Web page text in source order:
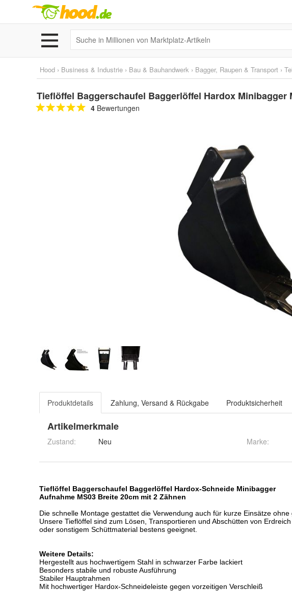
Hood › Business & Industrie › Bau & Bauhandwerk › Bagger, Raupen & Transport ›
Tieflöffel Baggerschaufel Baggerlöffel Hardox Minibagger
4 Bewertungen
Produktdetails Zahlung, Versand & Rückgabe Produktsicherheit
Artikelmerkmale
Zustand: Neu Marke: